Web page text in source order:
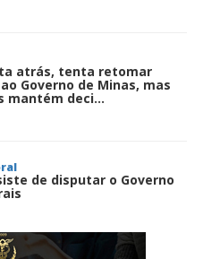
atrás, tenta retomar
Governo de Minas, mas
mantém deci...
de disputar o Governo